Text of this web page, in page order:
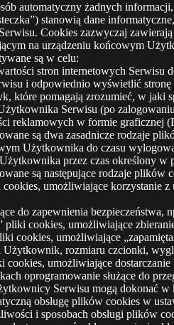
automatyczny żadnych
stanowią dane
Cookies zazwyczaj
na urządzeniu końcowym
są w celu:
stron internetowych
i odpowiednio wyświetlić
które pomagają zrozumieć, w jaki
Serwisu (po
reklamowych w formie graficznej
są dwa zasadnicze rodzaje
Użytkownika do czasu
przez czas określony w
są następujące rodzaje plików
cookies, umożliwiające korzystanie
do zapewnienia
pliki cookies, umożliwiające
cookies, umożliwiające
Użytkownik, rozmiaru czcionki,
cookies, umożliwiające
oprogramowanie służące do
Serwisu mogą dokonać w
obsługę plików cookies w
i sposobach obsługi plików